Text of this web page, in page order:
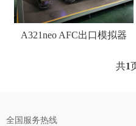
A321neo AFC出口模拟器
共1
全国服务热线